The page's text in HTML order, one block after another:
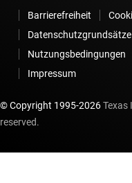
Barrierefreiheit
Datenschutzgrundsätze
Nutzungsbedingungen
Impressum
© Copyright 1995-2026Texas
reserved.